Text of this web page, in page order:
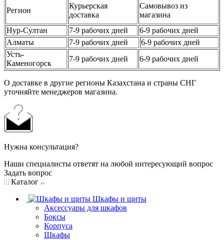
Регион
Курьерская
доставка
Самовывоз из
магазина
Нур-Султан
7-9 рабочих дней
6-9 рабочих дней
Алматы
7-9 рабочих дней
6-9 рабочих дней
Усть-
Каменогорск
7-9 рабочих дней 6-9 рабочих дней
О доставке в другие регионы Казахстана и страны СНГ
уточняйте менеджеров магазина.
Нужна консультация?
Наши специалисты ответят на любой интересующий вопрос
Задать вопрос
Каталог
Шкафы и щиты
Аксессуары для шкафов
Боксы
Корпуса
Шкафы